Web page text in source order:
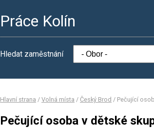
Práce Kolín
Hledat zaměstnání
Hlavní strana / Volná místa / Český Brod / Pečující
Pečující osoba v dětské